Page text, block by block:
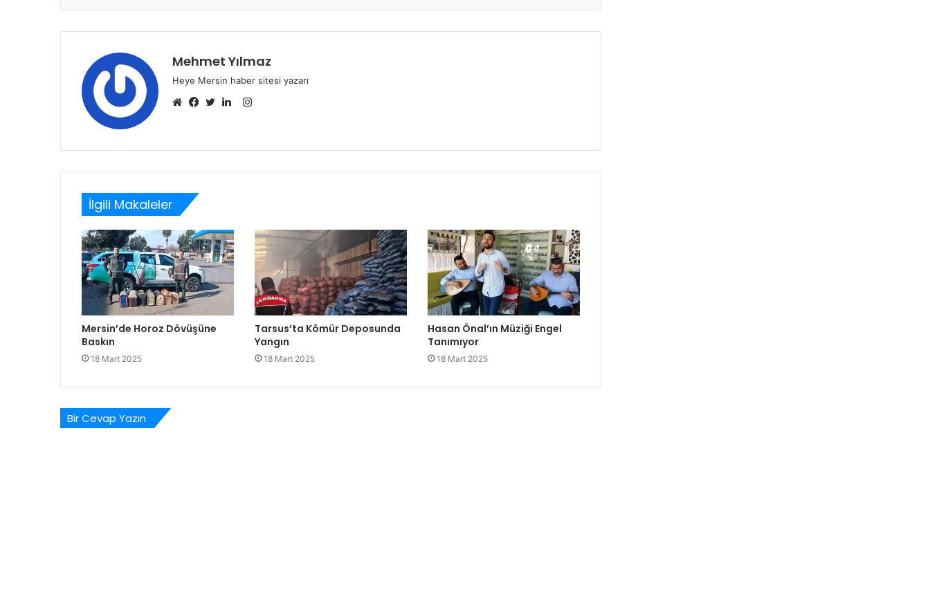
Mehmet Yılmaz
Heye Mersin haber sitesi yazarı
Instagram
İlgili Makaleler
Mersin’de Horoz Dövüşüne
Baskın
18 Mart 2025
Tarsus’ta Kömür Deposunda
Yangın
18 Mart 2025
Hasan Önal’ın Müziği Engel
Tanımıyor
18 Mart 2025
Bir Cevap Yazın